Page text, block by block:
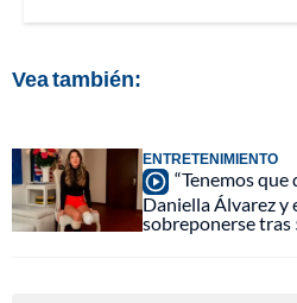
Vea también:
ENTRETENIMIENTO
“Tenemos que
Daniella Álvarez y
sobreponerse tras